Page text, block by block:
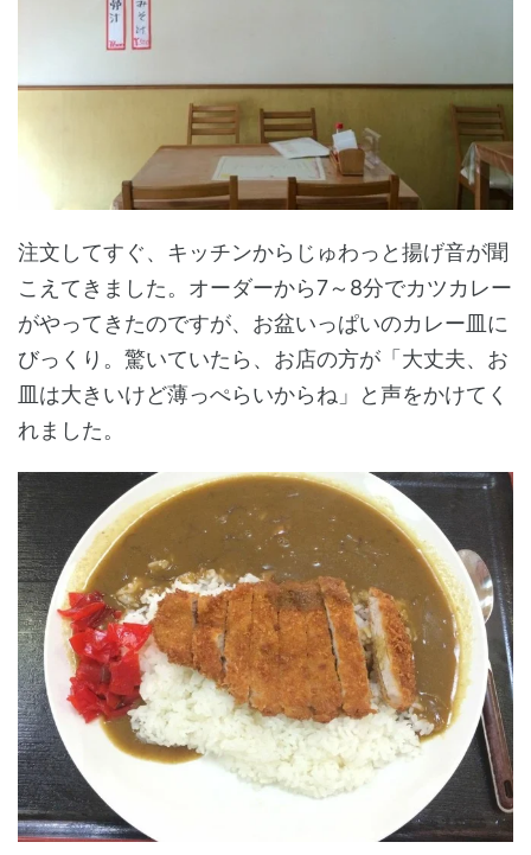
注文してすぐ、キッチンからじゅわっと揚げ音が聞
こえてきました。オーダーから7～8分でカツカレー
がやってきたのですが、お盆いっぱいのカレー皿に
びっくり。驚いていたら、お店の方が「大丈夫、お
皿は大きいけど薄っぺらいからね」と声をかけてく
れました。